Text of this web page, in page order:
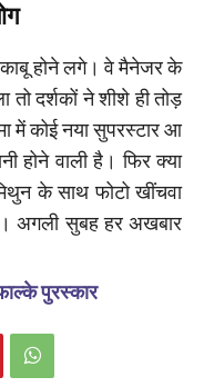
होने लगे। वे मैनेजर के
दर्शकों ने शीशे ही तोड़
में कोई नया सुपरस्टार आ
होने वाली है। फिर क्या
के साथ फोटो खींचवा
अगली सुबह हर अखबार
पुरस्कार